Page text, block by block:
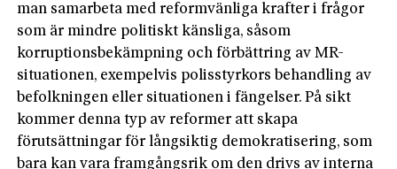
man samarbeta med reformvänliga krafter i frågor
som är mind­re politiskt känsliga, såsom
korruptionsbekämpning och förbättring av MR-
situationen, exempelvis polisstyrkors behandling av
befolkningen eller situationen i fängelser. På sikt
kommer denna typ av reformer att skapa
förutsättningar för långsiktig demokratisering, som
bara kan vara framgångsrik om den drivs av interna